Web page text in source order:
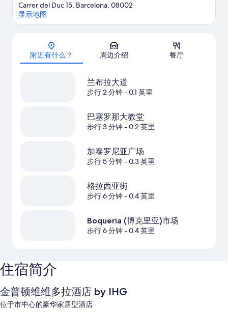
地图
Carrer del Duc 15, Barcelona, 08002
显示地图
附近有什么？ 周边介绍 餐厅
兰布拉大道
步行 2 分钟- 0.1 英里
巴塞罗那大教堂
步行 3 分钟- 0.2 英里
加泰罗尼亚广场
步行 5 分钟- 0.3 英里
格拉西亚街
步行 6 分钟- 0.4 英里
Boqueria (博克里亚)市场
步行 6 分钟- 0.4 英里
住宿简介
金普顿维维多拉酒店 by IHG
位于市中心的豪华家居型酒店